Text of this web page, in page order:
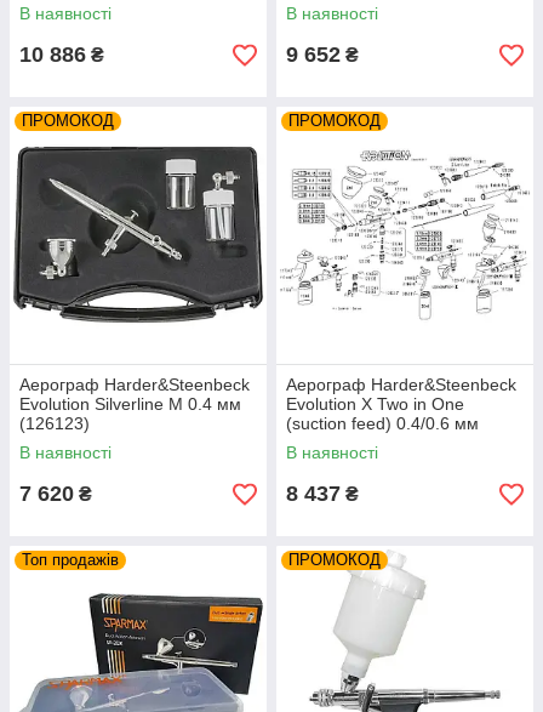
В наявності
10 886 ₴
В наявності
9 652 ₴
ПРОМОКОД
Аерограф Harder&Steenbeck
Evolution Silverline M 0.4 мм
(126123)
В наявності
7 620 ₴
ПРОМОКОД
Аерограф Harder&Steenbeck
Evolution X Two in One
(suction feed) 0.4/0.6 мм
(123013)
В наявності
8 437 ₴
Топ продажів ПРОМОКОД